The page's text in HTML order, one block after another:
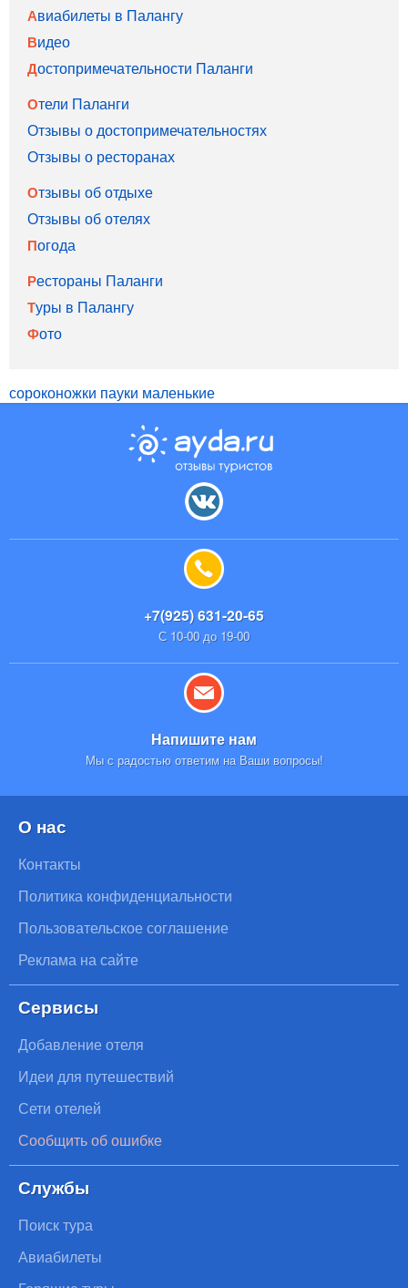
Авиабилеты в Палангу
Видео
Достопримечательности Паланги
Отели Паланги
Отзывы о достопримечательностях
Отзывы о ресторанах
Отзывы об отдыхе
Отзывы об отелях
Погода
Рестораны Паланги
Туры в Палангу
Фото
сороконожки пауки маленькие
+7(925) 631-20-65
С 10-00 до 19-00
Напишите нам
Мы с радостью ответим на Ваши вопросы!
О нас
Контакты
Политика конфиденциальности
Пользовательское соглашение
Реклама на сайте
Сервисы
Добавление отеля
Идеи для путешествий
Сети отелей
Сообщить об ошибке
Службы
Поиск тура
Авиабилеты